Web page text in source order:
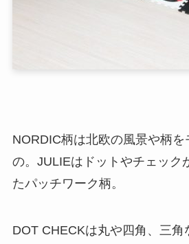
NORDIC柄は北欧の風景や柄を
の。JULIEはドットやチェック
たパッチワーク柄。
DOT CHECKは丸や四角、三